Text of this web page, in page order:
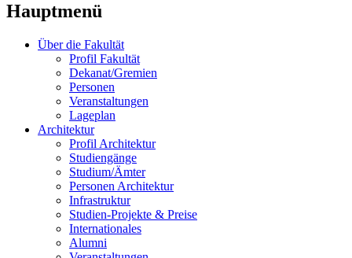
Hauptmenü
Über die Fakultät
Profil Fakultät
Dekanat/Gremien
Personen
Veranstaltungen
Lageplan
Architektur
Profil Architektur
Studiengänge
Studium/Ämter
Personen Architektur
Infrastruktur
Studien-Projekte & Preise
Internationales
Alumni